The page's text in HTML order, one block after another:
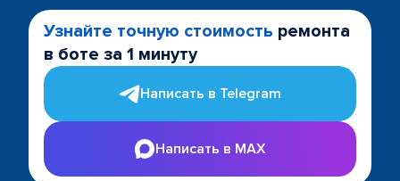
Узнайте точную стоимость ремонта
в боте за 1 минуту
Написать в Telegram
Написать в MAX